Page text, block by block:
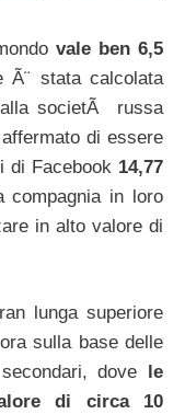
vale ben 6,5
stata calcolata
societÃ russa
di essere
di Facebook 14,77
in loro
in alto valore di
lunga superiore
sulla base delle
dove le
di circa 10